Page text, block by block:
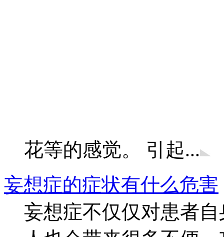
花等的感觉。 引起...
妄想症的症状有什么危害
妄想症不仅仅对患者